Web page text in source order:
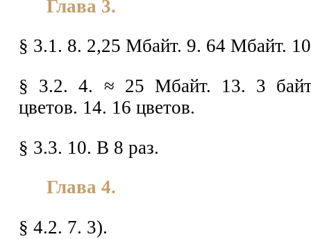
Глава 3.
§ 3.1. 8. 2,25 Мбайт. 9. 64 Мбайт.
§ 3.2. 4. ≈ 25 Мбайт. 13. 3
цветов. 14. 16 цветов.
§ 3.3. 10. В 8 раз.
Глава 4.
§ 4.2. 7. 3).